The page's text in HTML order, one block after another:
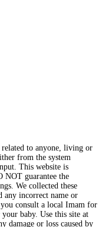
to anyone, living or
from the system
This website is
NOT guarantee the
We collected these
any incorrect name or
you consult a local Imam for
baby. Use this site at
damage or loss caused by